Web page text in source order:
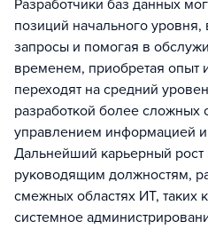
Разработчики баз данных
позиций начального
запросы и помогая в
временем, приобретая опыт
переходят на средний
разработкой более сложных
управлением информацией
Дальнейший карьерный рост
руководящим должностям,
смежных областях ИТ, таких
системное